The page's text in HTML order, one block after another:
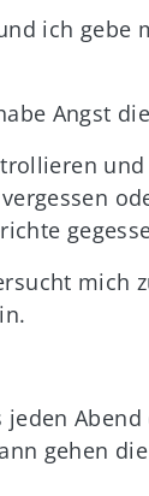
ich gebe
Angst
mich
gehen